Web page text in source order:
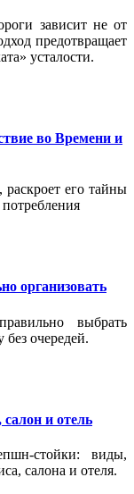
зависит не от
предотвращает
усталости.
во Времени и
раскроет его тайны
организовать
выбрать
без очередей.
и отель
стойки: виды,
салона и отеля.